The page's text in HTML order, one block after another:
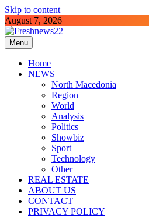
Skip to content
August 7, 2026
Freshnews22
Best News Website in North Macedonia
Menu
Home
NEWS
North Macedonia
Region
World
Analysis
Politics
Showbiz
Sport
Technology
Other
REAL ESTATE
ABOUT US
CONTACT
PRIVACY POLICY